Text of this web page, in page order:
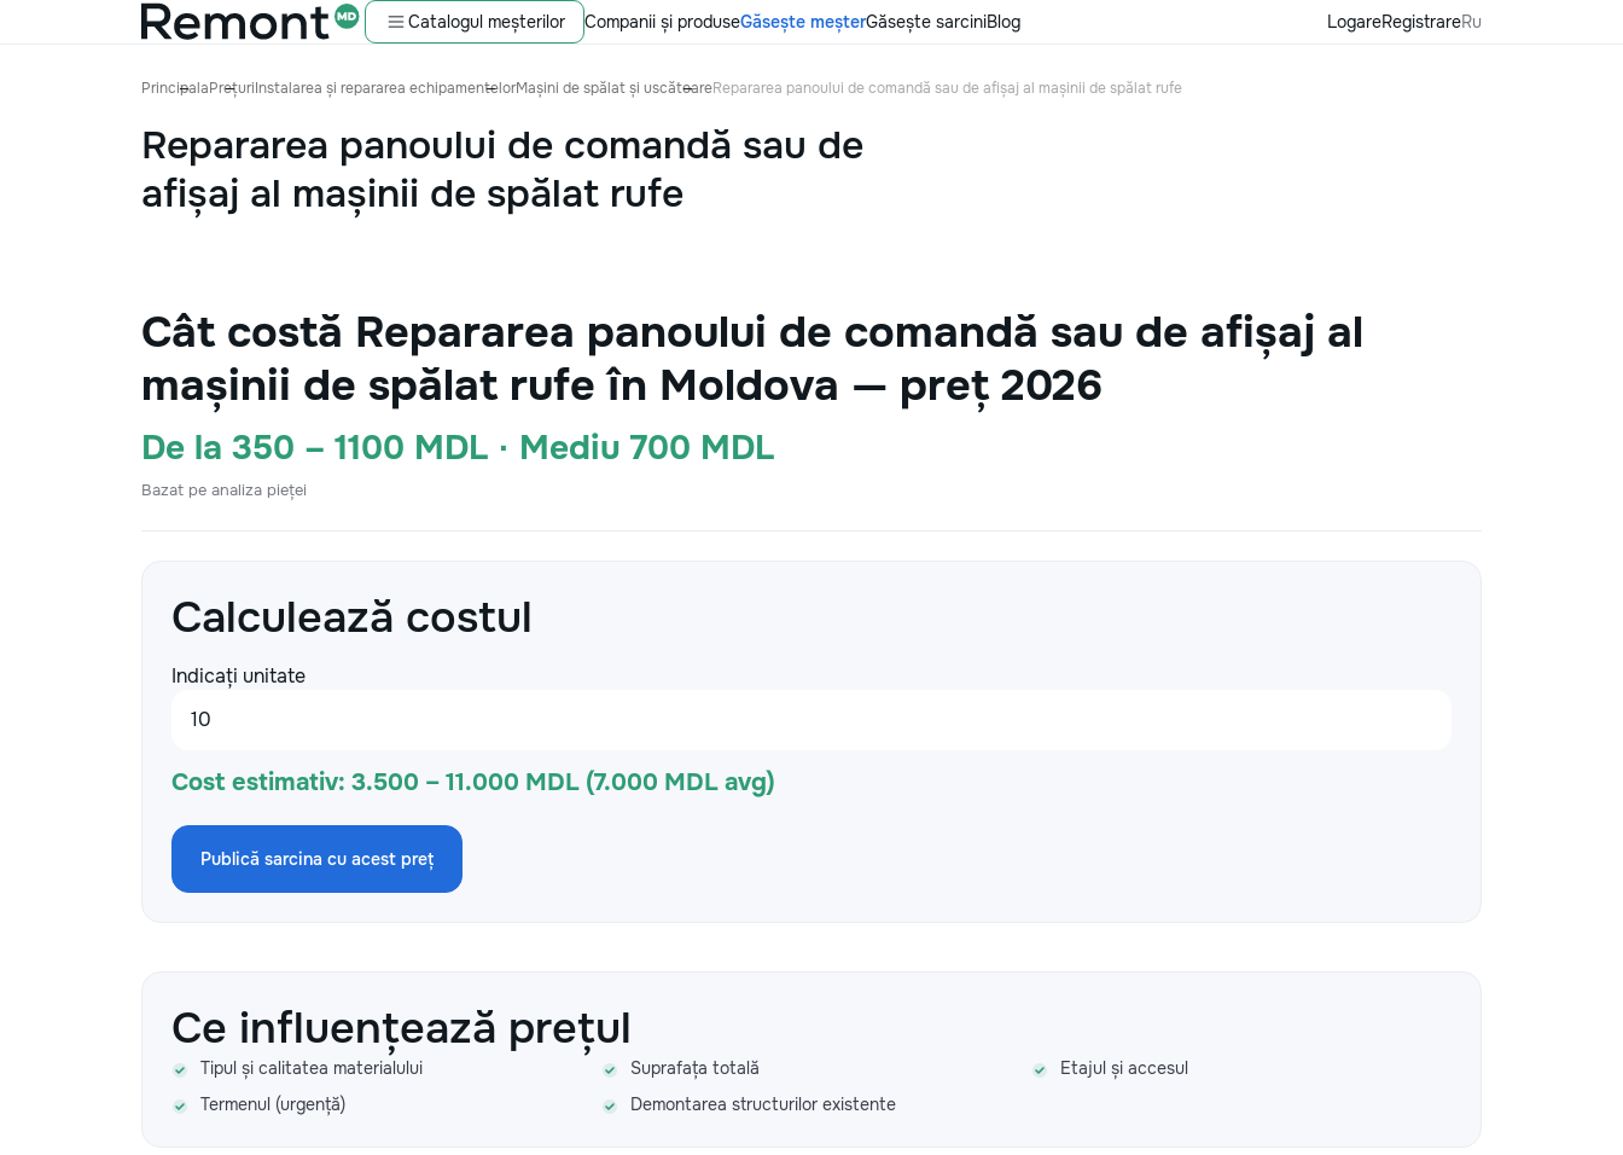
Catalogul meșterilor Companii și produseGăsește meșterGăsește sarciniBlog LogareRegistrareRu
PrincipalaPrețuriInstalarea și repararea echipamentelorMașini de spălat și uscătoareRepararea panoului de comandă sau de afișaj al mașinii de spălat rufe
Repararea panoului de comandă sau de
afișaj al mașinii de spălat rufe
Cât costă Repararea panoului de comandă sau de afișaj al
mașinii de spălat rufe în Moldova — preț 2026
De la 350 – 1100 MDL · Mediu 700 MDL
Bazat pe analiza pieței
Calculează costul
Indicați unitate
Cost estimativ: 3.500 – 11.000 MDL (7.000 MDL avg)
Publică sarcina cu acest preț
Ce influențează prețul
Tipul și calitatea materialului Suprafața totală
Etajul și accesul
Termenul (urgență)
Demontarea structurilor existente